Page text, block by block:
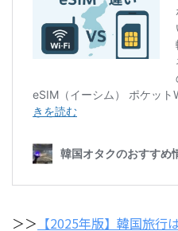
＞＞ 【2025年版】韓国旅行